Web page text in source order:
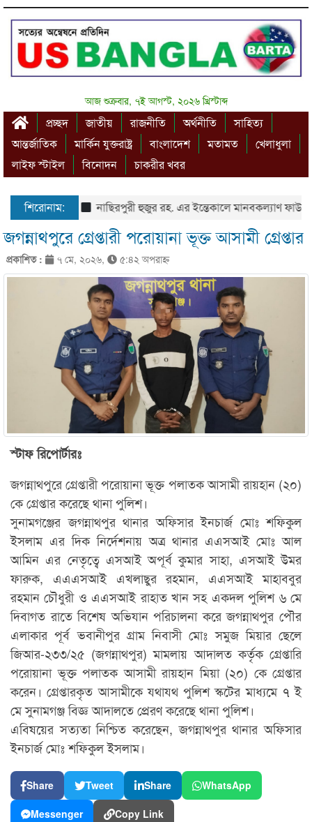
আজ শুক্রবার, ৭ই আগস্ট, ২০২৬ খ্রিস্টাব্দ
প্রচ্ছদ জাতীয় রাজনীতি অর্থনীতি
সাহিত্য
আন্তর্জাতিক
মার্কিন যুক্তরাষ্ট্র বাংলাদেশ মতামত
খেলাধুলা
লাইফ স্টাইল
বিনোদন চাকরীর খবর
শিরোনাম: নাছিরপুরী হুজুর রহ. এর ইন্তেকালে মানবকল্যাণ
জগন্নাথপুরে গ্রেপ্তারী পরোয়ানা ভূক্ত আসামী গ্রেপ্তার
প্রকাশিত : ৭ মে, ২০২৬, ৫:৪২ অপরাহ্ণ
স্টাফ রিপোর্টারঃ
জগন্নাথপুরে গ্রেপ্তারী পরোয়ানা ভূক্ত পলাতক আসামী রায়হান (২০)
কে গ্রেপ্তার করেছে থানা পুলিশ।
সুনামগঞ্জের জগন্নাথপুর থানার অফিসার ইনচার্জ মোঃ শফিকুল
ইসলাম এর দিক নির্দেশনায় অত্র থানার এএসআই মোঃ আল
আমিন এর নেতৃত্বে এসআই অপূর্ব কুমার সাহা, এসআই উমর
ফারুক, এএএসআই এখলাছুর রহমান, এএসআই মাহাববুর
রহমান চৌধুরী ও এএসআই রাহাত খান সহ একদল পুলিশ ৬ মে
দিবাগত রাতে বিশেষ অভিযান পরিচালনা করে জগন্নাথপুর পৌর
এলাকার পূর্ব ভবানীপুর গ্রাম নিবাসী মোঃ সমুজ মিয়ার ছেলে
জিআর-২৩৩/২৫ (জগন্নাথপুর) মামলায় আদালত কর্তৃক গ্রেপ্তারি
পরোয়ানা ভূক্ত পলাতক আসামী রায়হান মিয়া (২০) কে গ্রেপ্তার
করেন। গ্রেপ্তারকৃত আসামীকে যথাযথ পুলিশ স্কটের মাধ্যমে ৭ ই
মে সুনামগঞ্জ বিজ্ঞ আদালতে প্রেরণ করেছে থানা পুলিশ।
এবিষয়ের সত্যতা নিশ্চিত করেছেন, জগন্নাথপুর থানার অফিসার
ইনচার্জ মোঃ শফিকুল ইসলাম।
Share Tweet Share WhatsApp
Messenger Copy Link